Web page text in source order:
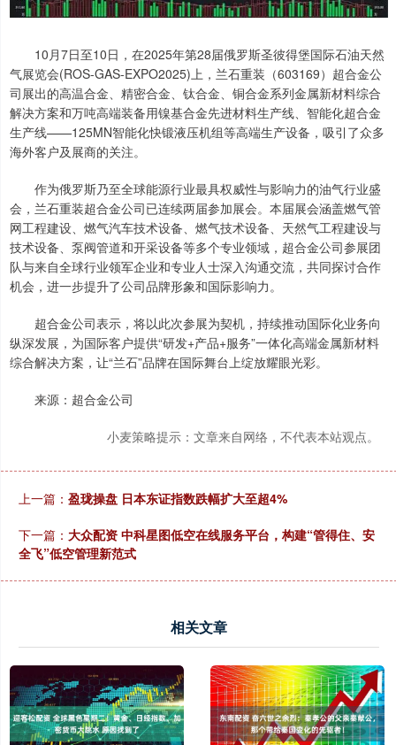
10月7日至10日，在2025年第28届俄罗斯圣彼得堡国际石油天然
气展览会(ROS-GAS-EXPO2025)上，兰石重装（603169）超合金公
司展出的高温合金、精密合金、钛合金、铜合金系列金属新材料综合
解决方案和万吨高端装备用镍基合金先进材料生产线、智能化超合金
生产线——125MN智能化快锻液压机组等高端生产设备，吸引了众多
海外客户及展商的关注。
作为俄罗斯乃至全球能源行业最具权威性与影响力的油气行业盛
会，兰石重装超合金公司已连续两届参加展会。本届展会涵盖燃气管
网工程建设、燃气汽车技术设备、燃气技术设备、天然气工程建设与
技术设备、泵阀管道和开采设备等多个专业领域，超合金公司参展团
队与来自全球行业领军企业和专业人士深入沟通交流，共同探讨合作
机会，进一步提升了公司品牌形象和国际影响力。
超合金公司表示，将以此次参展为契机，持续推动国际化业务向
纵深发展，为国际客户提供“研发+产品+服务”一体化高端金属新材料
综合解决方案，让“兰石”品牌在国际舞台上绽放耀眼光彩。
来源：超合金公司
小麦策略提示：文章来自网络，不代表本站观点。
上一篇： 盈珑操盘 日本东证指数跌幅扩大至超4%
下一篇： 大众配资 中科星图低空在线服务平台，构建“管得住、安
全飞”低空管理新范式
相关文章